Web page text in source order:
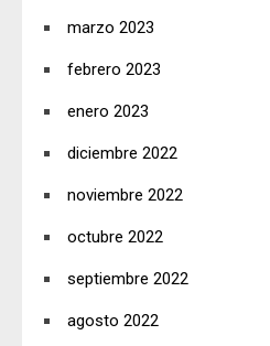
marzo 2023
febrero 2023
enero 2023
diciembre 2022
noviembre 2022
octubre 2022
septiembre 2022
agosto 2022